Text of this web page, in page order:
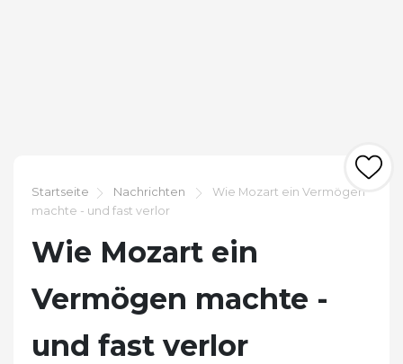
Startseite Nachrichten
Wie Mozart ein Vermögen
machte - und fast verlor
Wie Mozart ein
Vermögen machte -
und fast verlor